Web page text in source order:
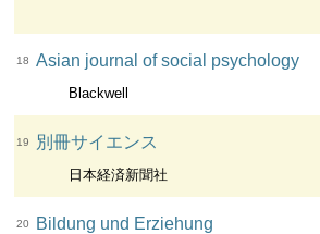
18 Asian journal of social psychology
Blackwell
19 別冊サイエンス
日本経済新聞社
20 Bildung und Erziehung